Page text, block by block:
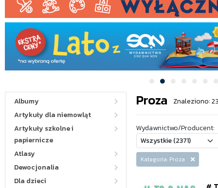
Albumy
Artykuły dla niemowląt
Artykuły szkolne i
papiernicze
Atlasy
Dewocjonalia
Dla dzieci
Proza Znaleziono:
Wydawnictwo/Producent:
Kategoria: Proza